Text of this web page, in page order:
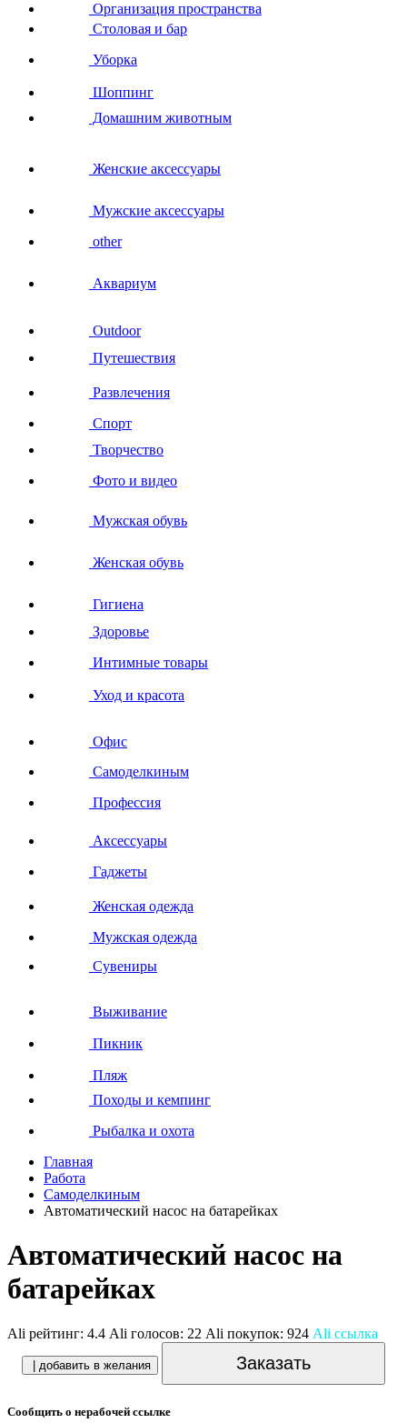
Организация пространства
Столовая и бар
Уборка
Шоппинг
Домашним животным
Женские аксессуары
Мужские аксессуары
other
Аквариум
Outdoor
Путешествия
Развлечения
Спорт
Творчество
Фото и видео
Мужская обувь
Женская обувь
Гигиена
Здоровье
Интимные товары
Уход и красота
Офис
Самоделкиным
Профессия
Аксессуары
Гаджеты
Женская одежда
Мужская одежда
Сувениры
Выживание
Пикник
Пляж
Походы и кемпинг
Рыбалка и охота
Главная
Работа
Самоделкиным
Автоматический насос на батарейках
Автоматический насос на
батарейках
Ali рейтинг: 4.4 Ali голосов: 22 Ali покупок: 924 Ali ссылка
| добавить в желания Заказать
Сообщить о нерабочей ссылке